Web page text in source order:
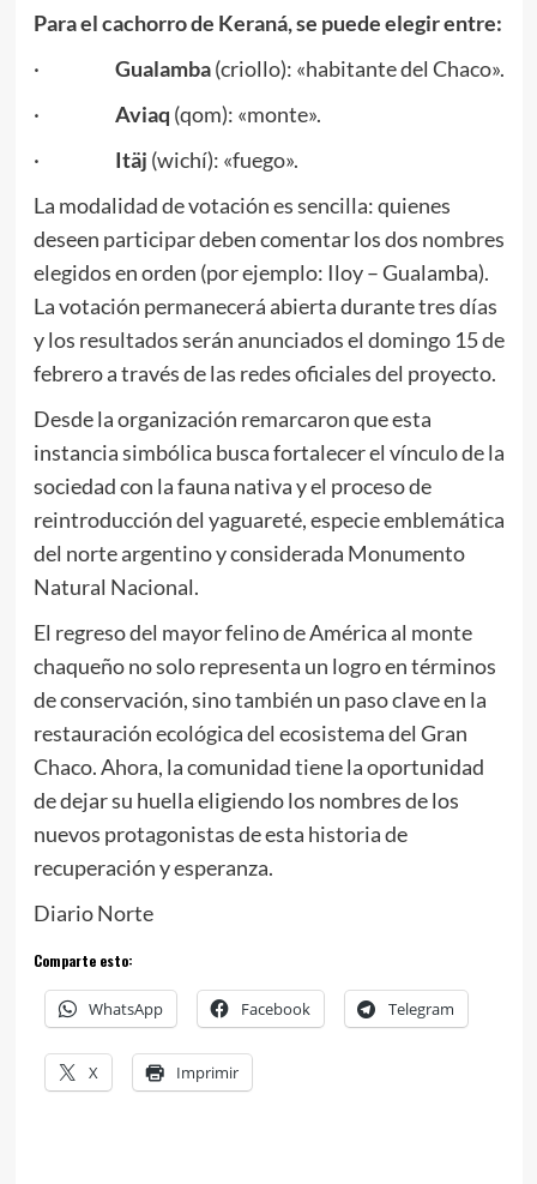
Para el cachorro de Keraná, se puede elegir entre:
· Gualamba(criollo): «habitante del Chaco».
·
Aviaq (qom): «monte».
·
Itäj (wichí): «fuego».
La modalidad de votación es sencilla: quienes
deseen participar deben comentar los dos nombres
elegidos en orden (por ejemplo: Iloy – Gualamba).
La votación permanecerá abierta durante tres días
y los resultados serán anunciados el domingo 15 de
febrero a través de las redes oficiales del proyecto.
Desde la organización remarcaron que esta
instancia simbólica busca fortalecer el vínculo de la
sociedad con la fauna nativa y el proceso de
reintroducción del yaguareté, especie emblemática
del norte argentino y considerada Monumento
Natural Nacional.
El regreso del mayor felino de América al monte
chaqueño no solo representa un logro en términos
de conservación, sino también un paso clave en la
restauración ecológica del ecosistema del Gran
Chaco. Ahora, la comunidad tiene la oportunidad
de dejar su huella eligiendo los nombres de los
nuevos protagonistas de esta historia de
recuperación y esperanza.
Diario Norte
Comparte esto:
WhatsApp Facebook Telegram
X Imprimir